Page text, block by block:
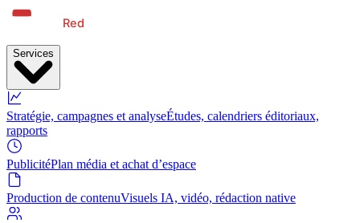
Services
Stratégie, campagnes et analyseÉtudes, calendriers éditoriaux,
rapports
PublicitéPlan média et achat d’espace
Production de contenuVisuels IA, vidéo, rédaction native